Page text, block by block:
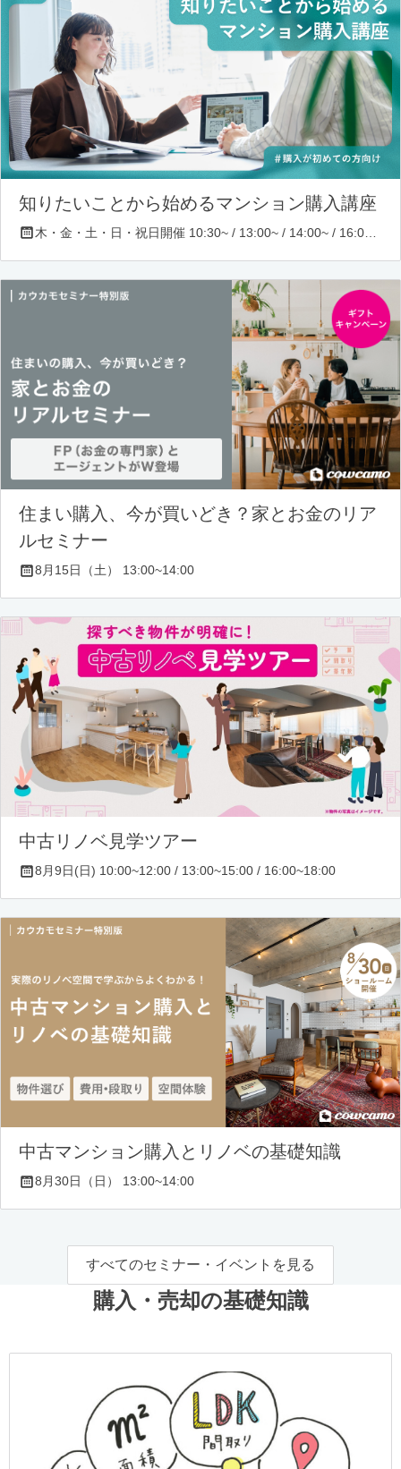
知りたいことから始めるマンション購入講座
住まい購入、今が買いどき？家とお金のリア
ルセミナー
8月15日（土） 13:00~14:00
中古リノベ見学ツアー
8月9日(日) 10:00~12:00 / 13:00~15:00 / 16:00~18:00
中古マンション購入とリノベの基礎知識
8月30日（日） 13:00~14:00
すべてのセミナー・イベントを見る
購入・売却の基礎知識